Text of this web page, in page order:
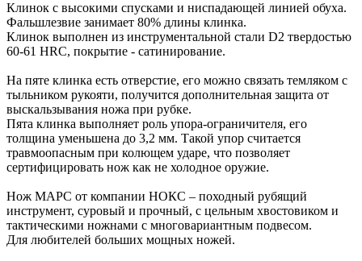
Клинок с высокими спусками и ниспадающей линией обуха.
Фальшлезвие занимает 80% длины клинка.
Клинок выполнен из инструментальной стали D2 твердостью
60-61 HRC, покрытие - сатинирование.
На пяте клинка есть отверстие, его можно связать темляком с
тыльником рукояти, получится дополнительная защита от
выскальзывания ножа при рубке.
Пята клинка выполняет роль упора-ограничителя, его
толщина уменьшена до 3,2 мм. Такой упор считается
травмоопасным при колющем ударе, что позволяет
сертифицировать нож как не холодное оружие.
Нож МАРС от компании НОКС – походный рубящий
инструмент, суровый и прочный, с цельным хвостовиком и
тактическими ножнами с многовариантным подвесом.
Для любителей больших мощных ножей.